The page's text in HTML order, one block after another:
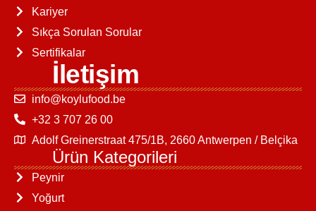
Kariyer
Sıkça Sorulan Sorular
Sertifikalar
İletişim
info@koylufood.be
+32 3 707 26 00
Adolf Greinerstraat 475/1B, 2660 Antwerpen / Belçika
Ürün Kategorileri
Peynir
Yoğurt